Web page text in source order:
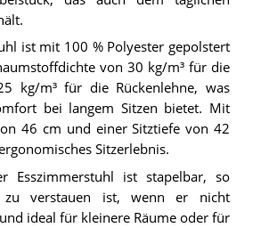
ist mit 100 % Polyester gepolstert
von 30 kg/m³ für die
kg/m³ für die Rückenlehne, was
bei langem Sitzen bietet. Mit
46 cm und einer Sitztiefe von 42
Sitzerlebnis.
Esszimmerstuhl ist stapelbar, so
verstauen ist, wenn er nicht
ideal für kleinere Räume oder für